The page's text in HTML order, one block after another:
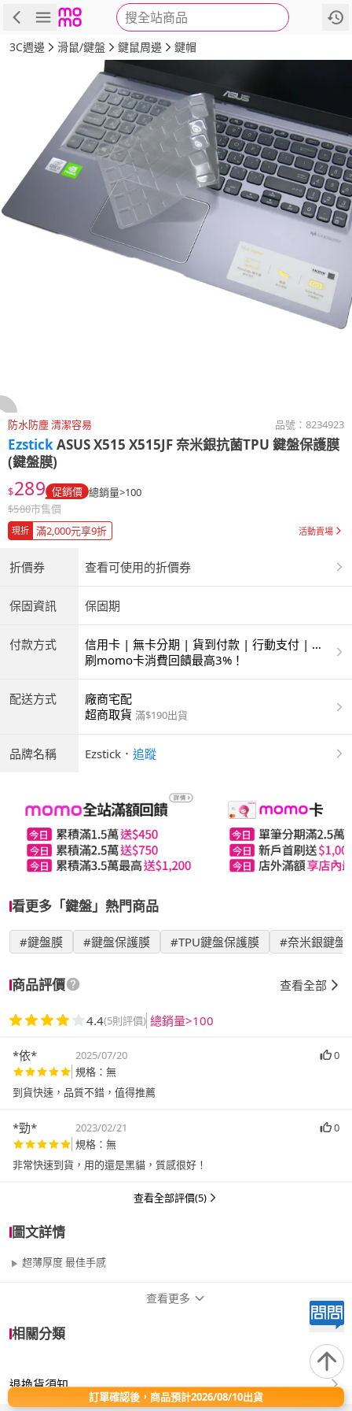
搜全站商品
商品 評價 詳情
3C週邊 滑鼠/鍵盤 鍵鼠周邊 鍵帽
防水防塵 清潔容易 品號： 8234923
EzstickASUS X515 X515JF 奈米銀抗菌TPU 鍵盤保護膜
(鍵盤膜)
$289 促銷價 總銷量>100
$580市售價
現折 滿2,000元享9折 活動賣場
折價券 查看可使用的折價券
保固資訊 保固期
付款方式
信用卡 | 無卡分期 | 貨到付款 | 行動支付 | 超
商付款 | ATM | 銀聯卡
刷momo卡消費回饋最高3%！
配送方式
廠商宅配
超商取貨 滿$190出貨
品牌名稱 Ezstick ． 追蹤
看更多「鍵盤」熱門商品
#鍵盤膜 #鍵盤保護膜 #TPU鍵盤保護膜 #奈米銀鍵盤
商品評價 查看全部
4.4(5則評價) 總銷量>100
*依* 2025/07/20
0
規格：無
到貨快速，品質不錯，值得推薦
*勁* 2023/02/21
0
規格：無
非常快速到貨，用的還是黑貓，質感很好！
查看全部評價(5)
圖文詳情
超薄厚度 最佳手感
類型 非機械式
查看更多
相關分類
退換貨須知
訂單確認後，商品預計2026/08/10出貨